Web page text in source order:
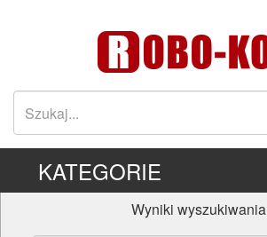
KATEGORIE
Wyniki wyszukiwania